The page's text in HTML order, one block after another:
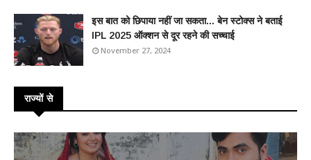
इस बात को छिपाया नहीं जा सकता... बेन स्टोक्स ने बताई
IPL 2025 ऑक्शन से दूर रहने की सच्चाई
November 27, 2024
राज्यों से